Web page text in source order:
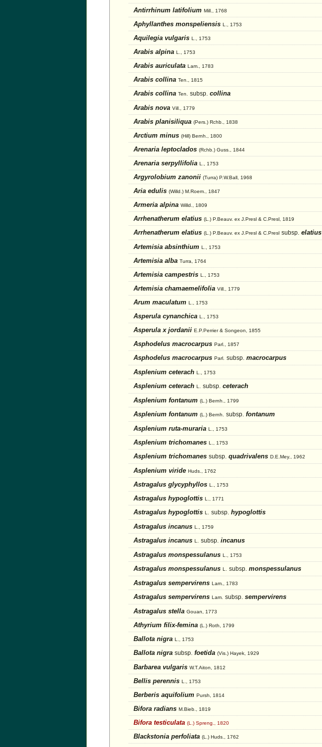
Antirrhinum latifolium Mill., 1768
Aphyllanthes monspeliensis L., 1753
Aquilegia vulgaris L., 1753
Arabis alpina L., 1753
Arabis auriculata Lam., 1783
Arabis collina Ten., 1815
Arabis collina Ten. subsp. collina
Arabis nova Vill., 1779
Arabis planisiliqua (Pers.) Rchb., 1838
Arctium minus (Hill) Bernh., 1800
Arenaria leptoclados (Rchb.) Guss., 1844
Arenaria serpyllifolia L., 1753
Argyrolobium zanonii (Turra) P.W.Ball, 1968
Aria edulis (Willd.) M.Roem., 1847
Armeria alpina Willd., 1809
Arrhenatherum elatius (L.) P.Beauv. ex J.Presl & C.Presl, 1819
Arrhenatherum elatius (L.) P.Beauv. ex J.Presl & C.Presl subsp. elatius
Artemisia absinthium L., 1753
Artemisia alba Turra, 1764
Artemisia campestris L., 1753
Artemisia chamaemelifolia Vill., 1779
Arum maculatum L., 1753
Asperula cynanchica L., 1753
Asperula x jordanii E.P.Perrier & Songeon, 1855
Asphodelus macrocarpus Parl., 1857
Asphodelus macrocarpus Parl. subsp. macrocarpus
Asplenium ceterach L., 1753
Asplenium ceterach L. subsp. ceterach
Asplenium fontanum (L.) Bernh., 1799
Asplenium fontanum (L.) Bernh. subsp. fontanum
Asplenium ruta-muraria L., 1753
Asplenium trichomanes L., 1753
Asplenium trichomanes subsp. quadrivalens D.E.Mey., 1962
Asplenium viride Huds., 1762
Astragalus glycyphyllos L., 1753
Astragalus hypoglottis L., 1771
Astragalus hypoglottis L. subsp. hypoglottis
Astragalus incanus L., 1759
Astragalus incanus L. subsp. incanus
Astragalus monspessulanus L., 1753
Astragalus monspessulanus L. subsp. monspessulanus
Astragalus sempervirens Lam., 1783
Astragalus sempervirens Lam. subsp. sempervirens
Astragalus stella Gouan, 1773
Athyrium filix-femina (L.) Roth, 1799
Ballota nigra L., 1753
Ballota nigra subsp. foetida (Vis.) Hayek, 1929
Barbarea vulgaris W.T.Aiton, 1812
Bellis perennis L., 1753
Berberis aquifolium Pursh, 1814
Bifora radians M.Bieb., 1819
Bifora testiculata (L.) Spreng., 1820
Blackstonia perfoliata (L.) Huds., 1762